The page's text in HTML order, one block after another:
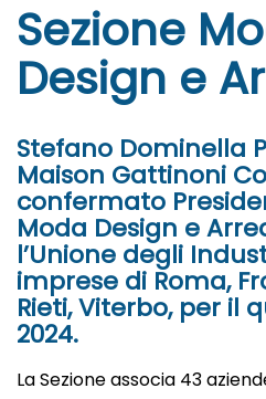
Sezione
Design e
Stefano Dominella
Maison Gattinoni
confermato
Moda Design e
l’Unione degli
imprese di Roma,
Rieti, Viterbo, per il
2024.
La Sezione associa 43